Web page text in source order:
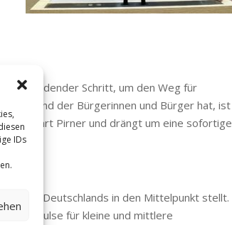
IDs
Schritt, um den Weg für
und der Bürgerinnen und Bürger hat, ist
erklärt Pirner und drängt um eine sofortige
Deutschlands in den Mittelpunkt stellt.
Impulse für kleine und mittlere